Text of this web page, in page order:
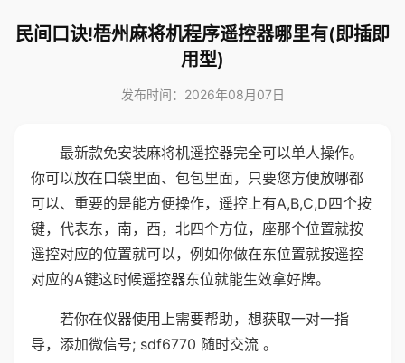
民间口诀!梧州麻将机程序遥控器哪里有(即插即
用型)
发布时间：2026年08月07日
最新款免安装麻将机遥控器完全可以单人操作。
你可以放在口袋里面、包包里面，只要您方便放哪都
可以、重要的是能方便操作，遥控上有A,B,C,D四个按
键，代表东，南，西，北四个方位，座那个位置就按
遥控对应的位置就可以，例如你做在东位置就按遥控
对应的A键这时候遥控器东位就能生效拿好牌。
若你在仪器使用上需要帮助，想获取一对一指
导，添加微信号; sdf6770 随时交流 。